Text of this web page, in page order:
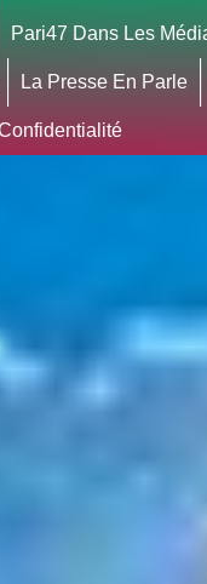
Pari47 Dans Les
La Presse En Parle